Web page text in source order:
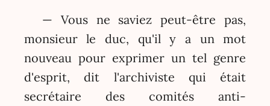
— Vous ne saviez peut-être pas,
monsieur le duc, qu'il y a un mot
nouveau pour exprimer un tel genre
d'esprit, dit l'archiviste qui était
secrétaire des comités anti-